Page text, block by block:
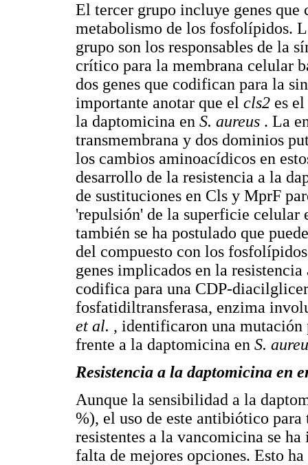
El tercer grupo incluye genes
metabolismo de los fosfolípidos.
grupo son los responsables de la
crítico para la membrana celular
dos genes que codifican para la
importante anotar que el cls2 es
la daptomicina en S. aureus . La
transmembrana y dos dominios
los cambios aminoacídicos en
desarrollo de la resistencia a la
de sustituciones en Cls y MprF
'repulsión' de la superficie
también se ha postulado que
del compuesto con los
genes implicados en la
codifica para una CDP-
fosfatidiltransferasa, enzima
et al. , identificaron una
frente a la daptomicina en S.
Resistencia a la daptomicina en
Aunque la sensibilidad a la
%), el uso de este antibiótico
resistentes a la vancomicina se
falta de mejores opciones. Esto